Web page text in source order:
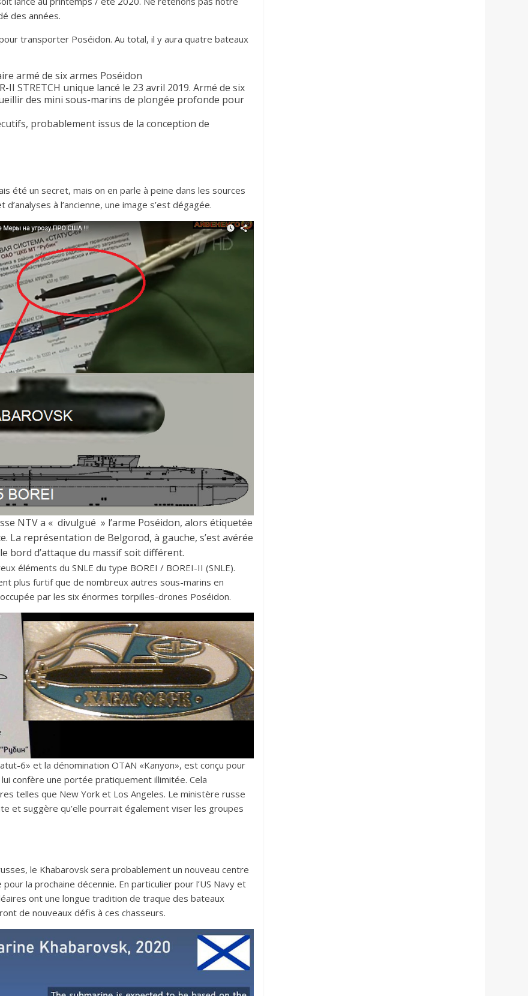
des années.
transporter Poséidon. Au total, il y aura quatre bateaux
armé de six armes Poséidon
II STRETCH unique lancé le 23 avril 2019. Armé de six
des mini sous-marins de plongée profonde pour
probablement issus de la conception de
été un secret, mais on en parle à peine dans les sources
à l’ancienne, une image s’est dégagée.
NTV a « divulgué » l’arme Poséidon, alors étiquetée
La représentation de Belgorod, à gauche, s’est avérée
bord d’attaque du massif soit différent.
éléments du SNLE du type BOREI / BOREI-II (SNLE).
plus furtif que de nombreux autres sous-marins en
par les six énormes torpilles-drones Poséidon.
6» et la dénomination OTAN «Kanyon», est conçu pour
confère une portée pratiquement illimitée. Cela
telles que New York et Los Angeles. Le ministère russe
et suggère qu’elle pourrait également viser les groupes
le Khabarovsk sera probablement un nouveau centre
la prochaine décennie. En particulier pour l’US Navy et
ont une longue tradition de traque des bateaux
de nouveaux défis à ces chasseurs.